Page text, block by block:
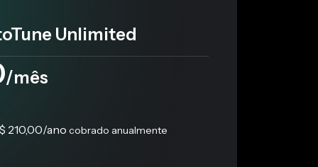
Unlimited
/mês
210,00/ano cobrado anualmente